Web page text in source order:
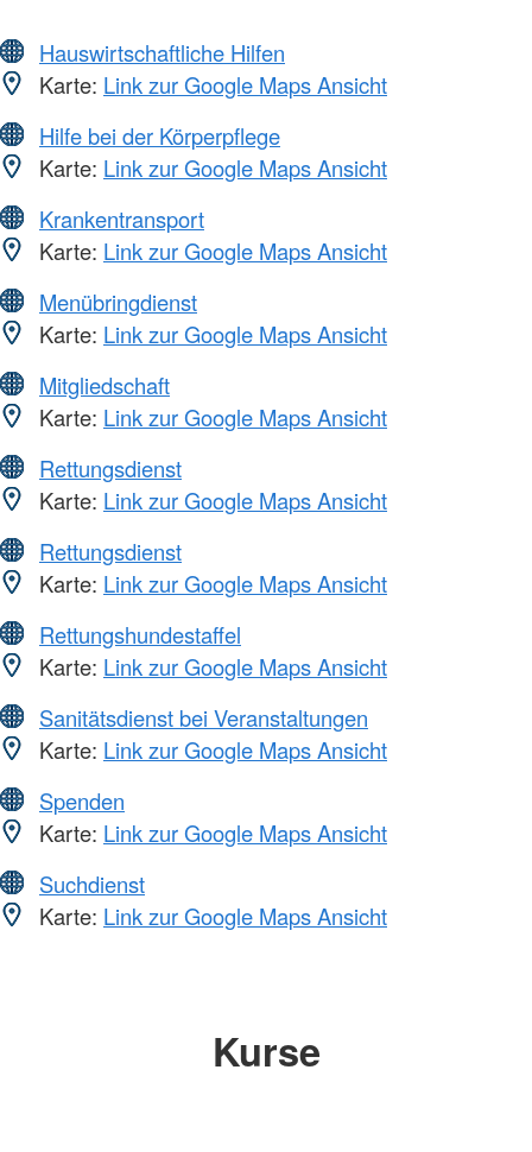
Hauswirtschaftliche Hilfen
Karte: Link zur Google Maps Ansicht
Hilfe bei der Körperpflege
Karte: Link zur Google Maps Ansicht
Krankentransport
Karte: Link zur Google Maps Ansicht
Menübringdienst
Karte: Link zur Google Maps Ansicht
Mitgliedschaft
Karte: Link zur Google Maps Ansicht
Rettungsdienst
Karte: Link zur Google Maps Ansicht
Rettungsdienst
Karte: Link zur Google Maps Ansicht
Rettungshundestaffel
Karte: Link zur Google Maps Ansicht
Sanitätsdienst bei Veranstaltungen
Karte: Link zur Google Maps Ansicht
Spenden
Karte: Link zur Google Maps Ansicht
Suchdienst
Karte: Link zur Google Maps Ansicht
Kurse